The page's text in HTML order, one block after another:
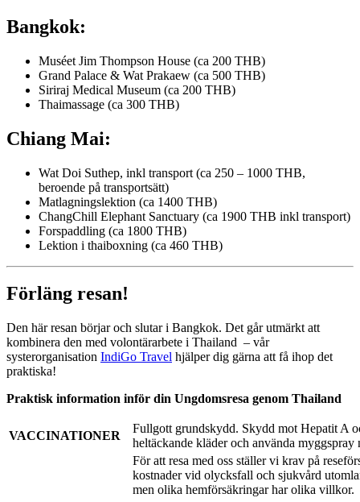
Bangkok:
Muséet Jim Thompson House (ca 200 THB)
Grand Palace & Wat Prakaew (ca 500 THB)
Siriraj Medical Museum (ca 200 THB)
Thaimassage (ca 300 THB)
Chiang Mai:
Wat Doi Suthep, inkl transport (ca 250 – 1000 THB,
beroende på transportsätt)
Matlagningslektion (ca 1400 THB)
ChangChill Elephant Sanctuary (ca 1900 THB inkl transport)
Forspaddling (ca 1800 THB)
Lektion i thaiboxning (ca 460 THB)
Förläng resan!
Den här resan börjar och slutar i Bangkok. Det går utmärkt att
kombinera den med volontärarbete i Thailand – vår
systerorganisation IndiGo Travel hjälper dig gärna att få ihop det
praktiska!
Praktisk information inför din Ungdomsresa genom Thailand
VACCINATIONER
Fullgott grundskydd. Skydd mot Hepatit A
heltäckande kläder och använda
För att resa med oss ställer vi krav på
kostnader vid olycksfall och sjukvård
men olika hemförsäkringar har olika villkor.